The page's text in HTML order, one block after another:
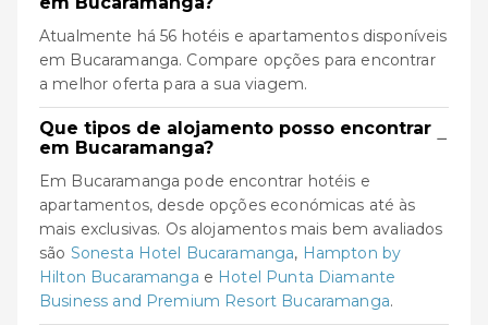
Atualmente há 56 hotéis e apartamentos disponíveis
em Bucaramanga. Compare opções para encontrar
a melhor oferta para a sua viagem.
Que tipos de alojamento posso encontrar
em Bucaramanga?
−
Em Bucaramanga pode encontrar hotéis e
apartamentos, desde opções económicas até às
mais exclusivas. Os alojamentos mais bem avaliados
são Sonesta Hotel Bucaramanga, Hampton by
Hilton Bucaramanga e Hotel Punta Diamante
Business and Premium Resort Bucaramanga.